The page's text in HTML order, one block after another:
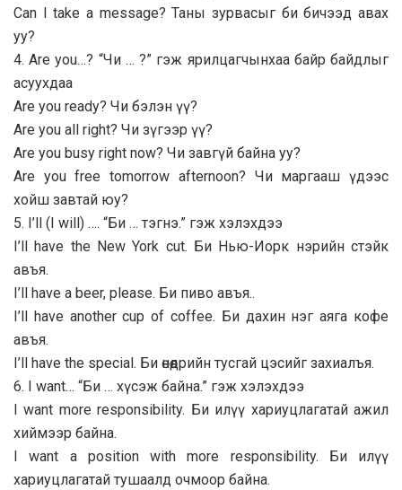
Can I take a message? Таны зурвасыг би бичээд авах
уу?
4. Are you…? “Чи … ?” гэж ярилцагчынхаа байр байдлыг
асуухдаа
Are you ready? Чи бэлэн үү?
Are you all right? Чи зүгээр үү?
Are you busy right now? Чи завгүй байна уу?
Are you free tomorrow afternoon? Чи маргааш үдээс
хойш завтай юу?
5. I’ll (I will) …. “Би … тэгнэ.” гэж хэлэхдээ
I’ll have the New York cut. Би Нью-Иорк нэрийн стэйк
авъя.
I’ll have a beer, please. Би пиво авъя..
I’ll have another cup of coffee. Би дахин нэг аяга кофе
авъя.
I’ll have the special. Би өнөөдрийн тусгай цэсийг захиалъя.
6. I want… “Би … хүсэж байна.” гэж хэлэхдээ
I want more responsibility. Би илүү хариуцлагатай ажил
хиймээр байна.
I want a position with more responsibility. Би илүү
хариуцлагатай тушаалд очмоор байна.